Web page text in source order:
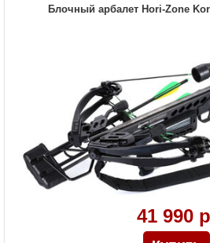
Полная:
Shelter,
Масса (кг)
3.5
Назначение
Особенности
под
Блочный арбалет Hori-Zone
41 990